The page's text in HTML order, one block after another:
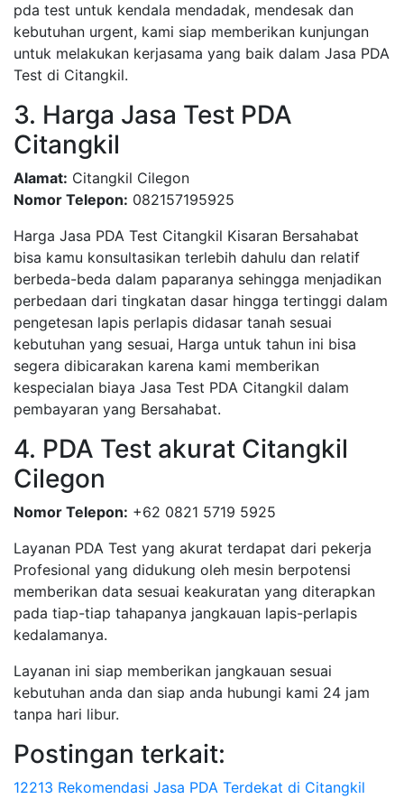
pda test untuk kendala mendadak, mendesak dan
kebutuhan urgent, kami siap memberikan kunjungan
untuk melakukan kerjasama yang baik dalam Jasa PDA
Test di Citangkil.
3. Harga Jasa Test PDA
Citangkil
Alamat: Citangkil Cilegon
Nomor Telepon: 082157195925
Harga Jasa PDA Test Citangkil Kisaran Bersahabat
bisa kamu konsultasikan terlebih dahulu dan relatif
berbeda-beda dalam paparanya sehingga menjadikan
perbedaan dari tingkatan dasar hingga tertinggi dalam
pengetesan lapis perlapis didasar tanah sesuai
kebutuhan yang sesuai, Harga untuk tahun ini bisa
segera dibicarakan karena kami memberikan
kespecialan biaya Jasa Test PDA Citangkil dalam
pembayaran yang Bersahabat.
4. PDA Test akurat Citangkil
Cilegon
Nomor Telepon: +62 0821 5719 5925
Layanan PDA Test yang akurat terdapat dari pekerja
Profesional yang didukung oleh mesin berpotensi
memberikan data sesuai keakuratan yang diterapkan
pada tiap-tiap tahapanya jangkauan lapis-perlapis
kedalamanya.
Layanan ini siap memberikan jangkauan sesuai
kebutuhan anda dan siap anda hubungi kami 24 jam
tanpa hari libur.
Postingan terkait:
12213 Rekomendasi Jasa PDA Terdekat di Citangkil